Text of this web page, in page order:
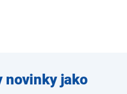
novinky jako